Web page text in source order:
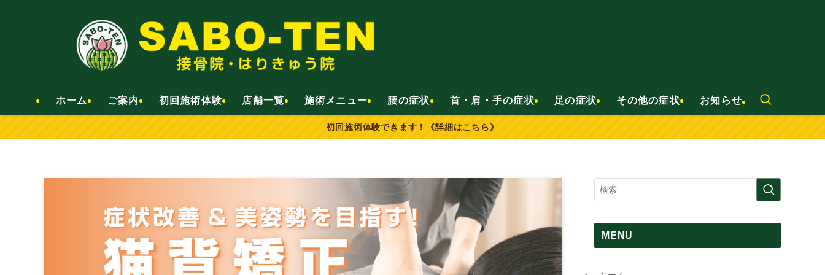
ホーム ご案内 初回施術体験 店舗一覧 施術メニュー 腰の症状 首・肩・手の症状 足の症状 その他の症状 お知らせ
初回施術体験できます！《詳細はこちら》
MENU